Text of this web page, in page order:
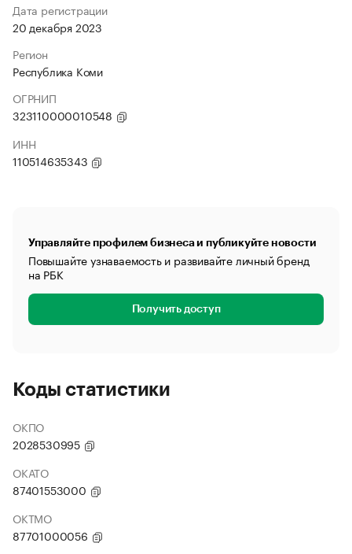
Дата регистрации
20 декабря 2023
Регион
Республика Коми
ОГРНИП
323110000010548
ИНН
110514635343
Управляйте профилем бизнеса и публикуйте новости
Повышайте узнаваемость и развивайте личный бренд
на РБК
Получить доступ
Коды статистики
ОКПО
2028530995
ОКАТО
87401553000
ОКТМО
87701000056